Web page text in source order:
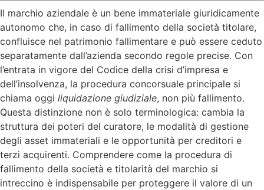
Il marchio aziendale è un bene immateriale giuridicamente
autonomo che, in caso di fallimento della società titolare,
confluisce nel patrimonio fallimentare e può essere ceduto
separatamente dall’azienda secondo regole precise. Con
l’entrata in vigore del Codice della crisi d’impresa e
dell’insolvenza, la procedura concorsuale principale si
chiama oggi liquidazione giudiziale, non più fallimento.
Questa distinzione non è solo terminologica: cambia la
struttura dei poteri del curatore, le modalità di gestione
degli asset immateriali e le opportunità per creditori e
terzi acquirenti. Comprendere come la procedura di
fallimento della società e titolarità del marchio si
intreccino è indispensabile per proteggere il valore di un